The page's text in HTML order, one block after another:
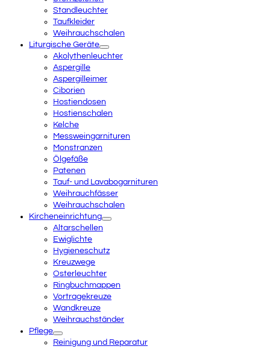
Standleuchter
Taufkleider
Weihrauchschalen
Liturgische Geräte
Akolythenleuchter
Aspergille
Aspergilleimer
Ciborien
Hostiendosen
Hostienschalen
Kelche
Messweingarnituren
Monstranzen
Ölgefäße
Patenen
Tauf- und Lavabogarnituren
Weihrauchfässer
Weihrauchschalen
Kircheneinrichtung
Altarschellen
Ewiglichte
Hygieneschutz
Kreuzwege
Osterleuchter
Ringbuchmappen
Vortragekreuze
Wandkreuze
Weihrauchständer
Pflege
Reinigung und Reparatur